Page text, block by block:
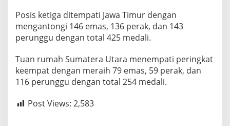
Posis ketiga ditempati Jawa Timur dengan
mengantongi 146 emas, 136 perak, dan 143
perunggu dengan total 425 medali.
Tuan rumah Sumatera Utara menempati peringkat
keempat dengan meraih 79 emas, 59 perak, dan
116 perunggu dengan total 254 medali.
Post Views: 2,583